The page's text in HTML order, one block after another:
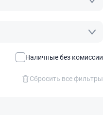
Наличные без комиссии
Сбросить все фильтры